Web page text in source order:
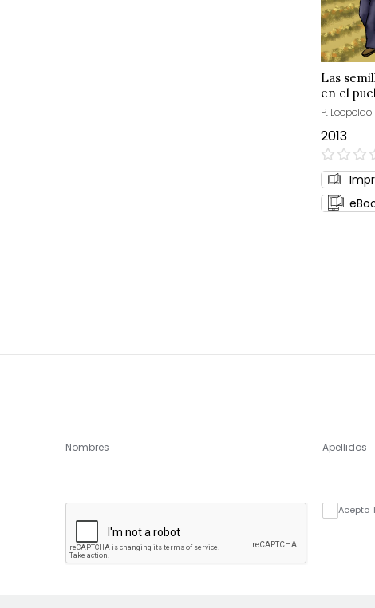
Las
en el
P.
2013
0%
Nombres Apellidos
Acepto